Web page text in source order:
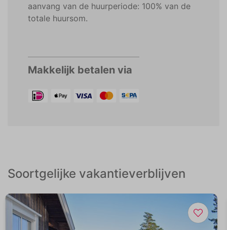
aanvang van de huurperiode: 100% van de
totale huursom.
Makkelijk betalen via
Soortgelijke vakantieverblijven